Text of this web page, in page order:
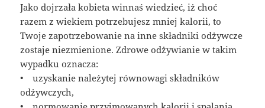
Jako dojrzała kobieta winnaś wiedzieć, iż choć
razem z wiekiem potrzebujesz mniej kalorii, to
Twoje zapotrzebowanie na inne składniki odżywcze
zostaje niezmienione. Zdrowe odżywianie w takim
wypadku oznacza:
• uzyskanie należytej równowagi składników
odżywczych,